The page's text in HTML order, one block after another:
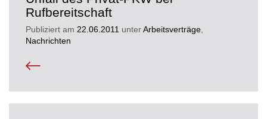
Rufbereitschaft
Publiziert am 22.06.2011 unterArbeitsverträge
Nachrichten